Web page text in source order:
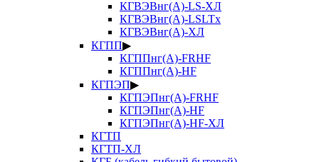
КГВЭВнг(А)-LS-ХЛ
КГВЭВнг(А)-LSLTx
КГВЭВнг(А)-ХЛ
КГПП▶
КГППнг(А)-FRHF
КГППнг(А)-HF
КГПЭП▶
КГПЭПнг(А)-FRHF
КГПЭПнг(А)-HF
КГПЭПнг(А)-HF-ХЛ
КГТП
КГТП-ХЛ